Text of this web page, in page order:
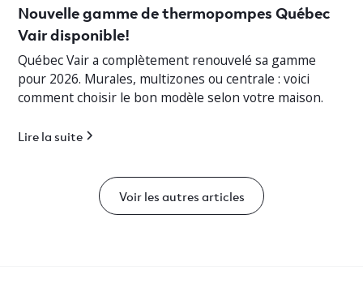
Nouvelle gamme de thermopompes Québec
Vair disponible!
Québec Vair a complètement renouvelé sa gamme
pour 2026. Murales, multizones ou centrale : voici
comment choisir le bon modèle selon votre maison.
Lire la suite
Voir les autres articles